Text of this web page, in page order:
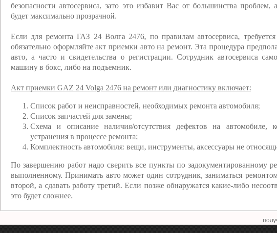
безопасности автосервиса, зато это избавит Вас от большинства проблем,
будет максимально прозрачной.
Если для ремонта ГАЗ 24 Волга 2476, по правилам автосервиса,
обязательно оформляйте акт приемки авто на ремонт. Эта процедура
авто, а часто и свидетельства о регистрации. Сотрудник автосервиса
машину в бокс, либо на подъемник.
Акт приемки GAZ 24 Volga 2476 на ремонт или диагностику включает:
Список работ и неисправностей, необходимых ремонта автомобиля;
Список запчастей для замены;
Схема и описание наличия/отсутствия дефектов на автомобиле,
устранения в процессе ремонта;
Комплектность автомобиля: вещи, инструменты, аксессуары не
По завершению работ надо сверить все пункты по задокументированному
выполненному. Принимать авто может один сотрудник, заниматься
второй, а сдавать работу третий. Если позже обнаружатся какие-либо
это будет сложнее.